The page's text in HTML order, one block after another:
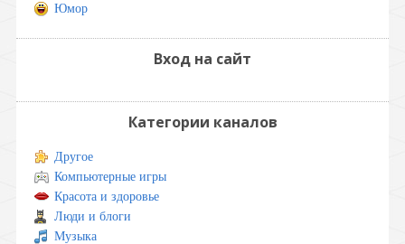
Юмор
Вход на сайт
Категории каналов
Другое
Компьютерные игры
Красота и здоровье
Люди и блоги
Музыка